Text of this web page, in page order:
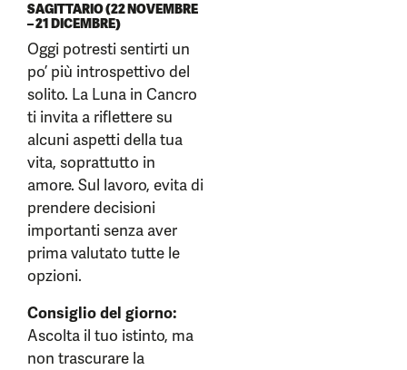
SAGITTARIO (22 NOVEMBRE
– 21 DICEMBRE)
Oggi potresti sentirti un
po’ più introspettivo del
solito. La Luna in Cancro
ti invita a riflettere su
alcuni aspetti della tua
vita, soprattutto in
amore. Sul lavoro, evita di
prendere decisioni
importanti senza aver
prima valutato tutte le
opzioni.
Consiglio del giorno:
Ascolta il tuo istinto, ma
non trascurare la